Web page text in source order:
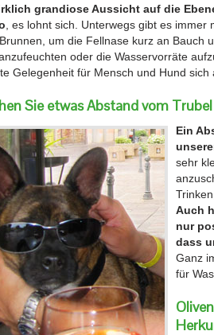
grandiose Aussicht auf die
, es lohnt sich. Unterwegs gibt es immer
um die Fellnase kurz an Bauch
oder die Wasservorräte
Gelegenheit für Mensch und Hund
Sie etwas Abstand vom
Ein
sehr
Auch
nur
dass
Ganz
für